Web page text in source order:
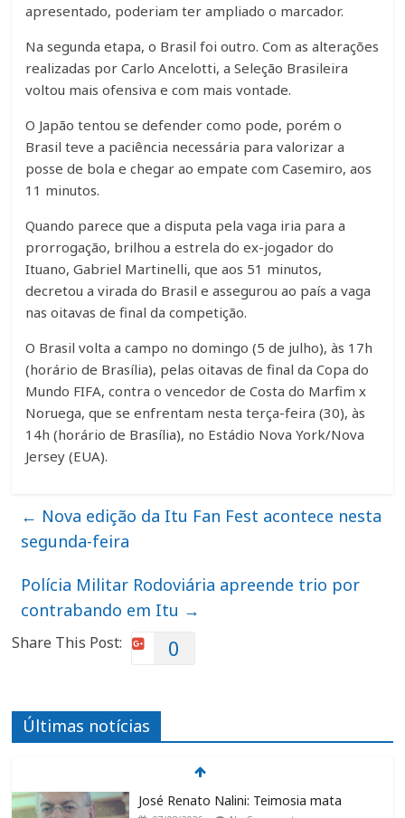
apresentado, poderiam ter ampliado o marcador.
Na segunda etapa, o Brasil foi outro. Com as alterações
realizadas por Carlo Ancelotti, a Seleção Brasileira
voltou mais ofensiva e com mais vontade.
O Japão tentou se defender como pode, porém o
Brasil teve a paciência necessária para valorizar a
posse de bola e chegar ao empate com Casemiro, aos
11 minutos.
Quando parece que a disputa pela vaga iria para a
prorrogação, brilhou a estrela do ex-jogador do
Ituano, Gabriel Martinelli, que aos 51 minutos,
decretou a virada do Brasil e assegurou ao país a vaga
nas oitavas de final da competição.
O Brasil volta a campo no domingo (5 de julho), às 17h
(horário de Brasília), pelas oitavas de final da Copa do
Mundo FIFA, contra o vencedor de Costa do Marfim x
Noruega, que se enfrentam nesta terça-feira (30), às
14h (horário de Brasília), no Estádio Nova York/Nova
Jersey (EUA).
← Nova edição da Itu Fan Fest acontece nesta
segunda-feira
Polícia Militar Rodoviária apreende trio por
contrabando em Itu →
Share This Post: 0
Últimas notícias
José Renato Nalini: Teimosia mata